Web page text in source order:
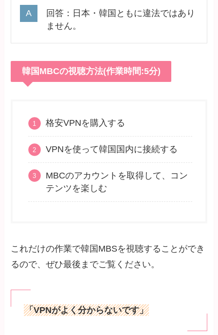
回答：日本・韓国ともに違法ではあり
ません。
韓国MBCの視聴方法(作業時間:5分)
格安VPNを購入する
VPNを使って韓国国内に接続する
MBCのアカウントを取得して、コン
テンツを楽しむ
これだけの作業で韓国MBSを視聴することができ
るので、ぜひ最後までご覧ください。
「VPNがよく分からないです」